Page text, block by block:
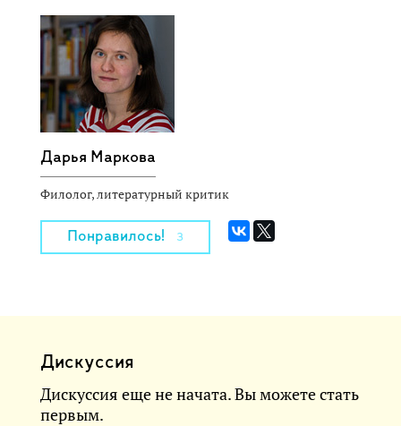
Дарья Маркова
Филолог, литературный критик
Понравилось! 3
Дискуссия
Дискуссия еще не начата. Вы можете стать
первым.